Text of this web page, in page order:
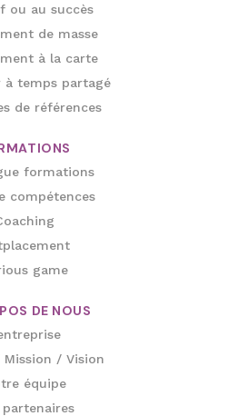
ou au succès
de masse
à la carte
à temps partagé
de références
formations
compétences
game
DE NOUS
Mission / Vision
équipe
partenaires